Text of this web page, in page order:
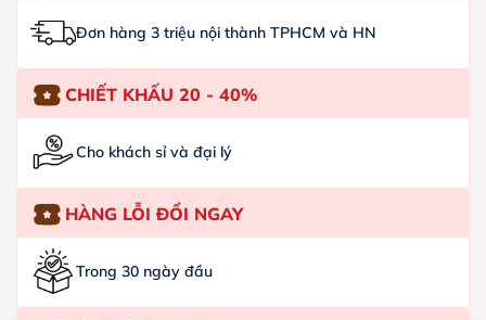
Đơn hàng 3 triệu nội thành TPHCM và HN
CHIẾT KHẤU 20 - 40%
Cho khách sỉ và đại lý
HÀNG LỖI ĐỔI NGAY
Trong 30 ngày đầu